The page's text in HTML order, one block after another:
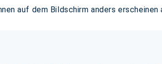
auf dem Bildschirm anders